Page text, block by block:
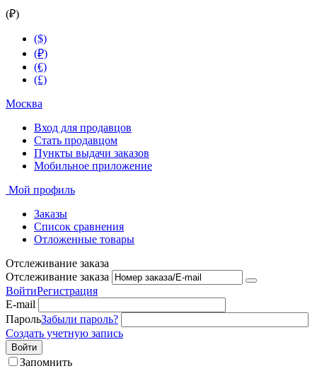
(₽)
($)
(₽)
(€)
(£)
Москва
Вход для продавцов
Стать продавцом
Пункты выдачи заказов
Мобильное приложение
Мой профиль
Заказы
Список сравнения
Отложенные товары
Отслеживание заказа
Отслеживание заказа
ВойтиРегистрация
E-mail
ПарольЗабыли пароль?
Создать учетную запись
Войти
Запомнить